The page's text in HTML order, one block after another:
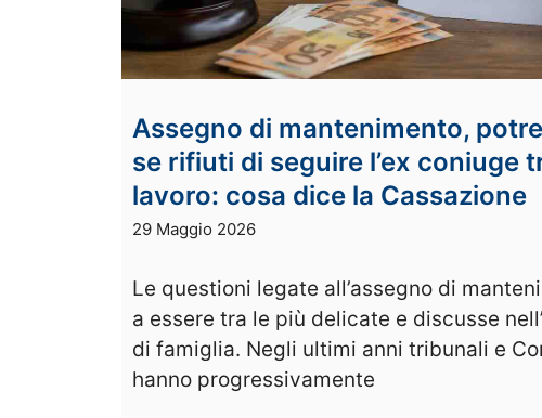
Assegno di mantenimento,
se rifiuti di seguire l’ex coniuge
lavoro: cosa dice la Cassazione
29 Maggio 2026
Le questioni legate all’assegno di
a essere tra le più delicate e discusse
di famiglia. Negli ultimi anni tribunali e
hanno progressivamente